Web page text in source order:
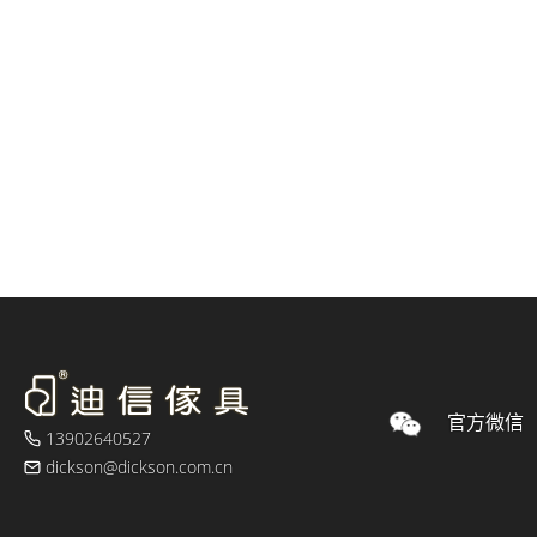
13902640527
dickson@dickson.com.cn
官方微信